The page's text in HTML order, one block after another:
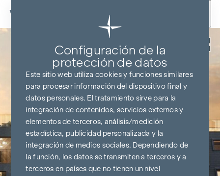
Ir al contenido
Configuración de la
protección de datos
Este sitio web utiliza cookies y funciones similares
para procesar información del dispositivo final y
datos personales. El tratamiento sirve para la
integración de contenidos, servicios externos y
elementos de terceros, análisis/medición
estadística, publicidad personalizada y la
integración de medios sociales. Dependiendo de
la función, los datos se transmiten a terceros y a
terceros en países que no tienen un nivel